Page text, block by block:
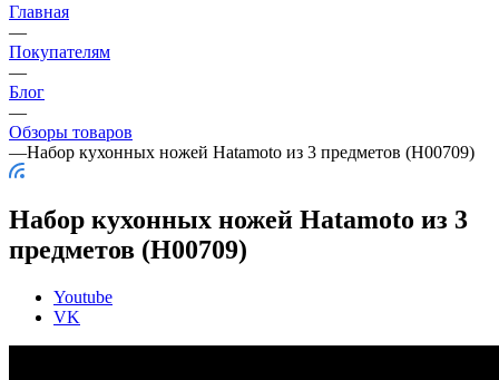
Главная
—
Покупателям
—
Блог
—
Обзоры товаров
—Набор кухонных ножей Hatamoto из 3 предметов (H00709)
Набор кухонных ножей Hatamoto из 3
предметов (H00709)
Youtube
VK